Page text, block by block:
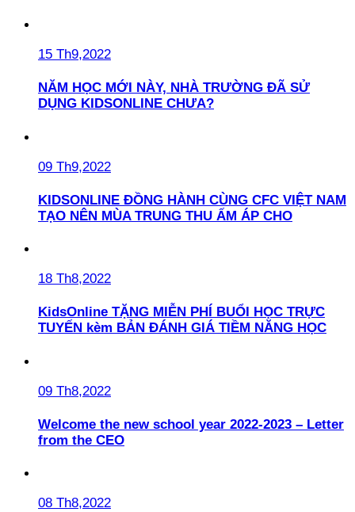
15 Th9,2022
NĂM HỌC MỚI NÀY, NHÀ TRƯỜNG ĐÃ SỬ
DỤNG KIDSONLINE CHƯA?
09 Th9,2022
KIDSONLINE ĐỒNG HÀNH CÙNG CFC VIỆT NAM
TẠO NÊN MÙA TRUNG THU ẤM ÁP CHO
18 Th8,2022
KidsOnline TẶNG MIỄN PHÍ BUỔI HỌC TRỰC
TUYẾN kèm BẢN ĐÁNH GIÁ TIỀM NĂNG HỌC
09 Th8,2022
Welcome the new school year 2022-2023 – Letter
from the CEO
08 Th8,2022